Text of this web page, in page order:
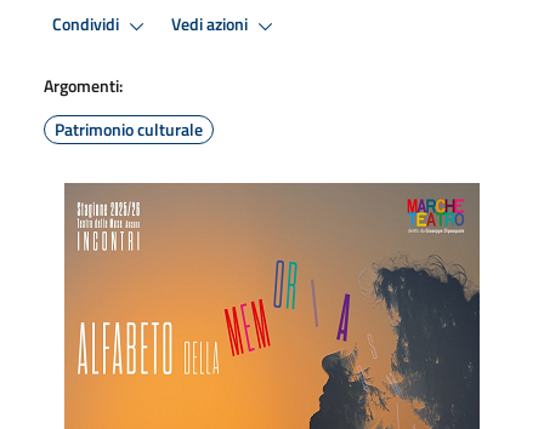
Condividi Vedi azioni
Argomenti:
Patrimonio culturale